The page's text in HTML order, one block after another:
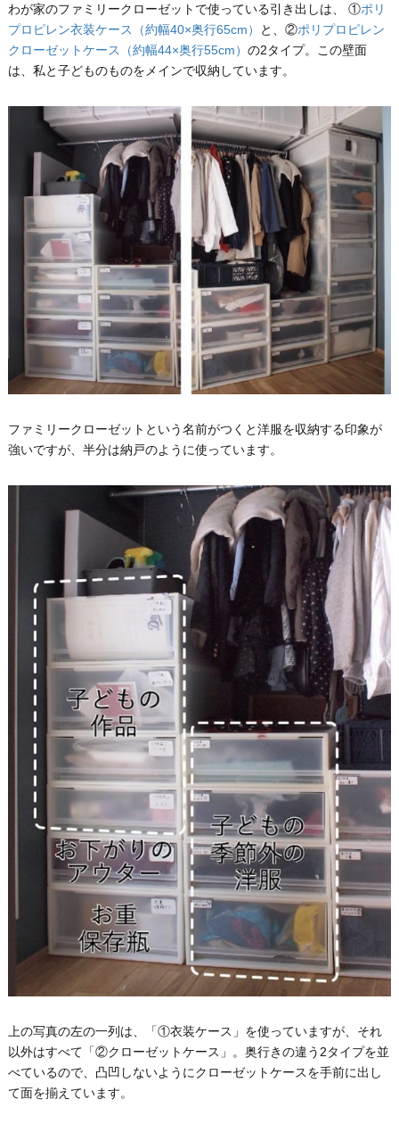
わが家のファミリークローゼットで使っている引き出しは、 ①ポリ
プロピレン衣装ケース（約幅40×奥行65cm）
と、②ポリプロピレン
クローゼットケース（約幅44×奥行55cm） の2タイプ。この壁面
は、私と子どものものをメインで収納しています。
ファミリークローゼットという名前がつくと洋服を収納する印象が
強いですが、半分は納戸のように使っています。
上の写真の左の一列は、「①衣装ケース」を使っていますが、それ
以外はすべて「②クローゼットケース」。奥行きの違う2タイプを並
べているので、凸凹しないようにクローゼットケースを手前に出し
て面を揃えています。